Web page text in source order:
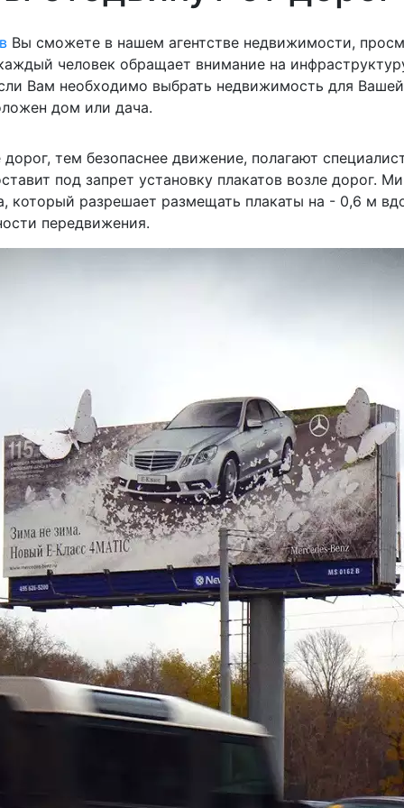
Вы сможете в нашем агентстве недвижимости,
человек обращает внимание на
Вам необходимо выбрать недвижимость для
дом или дача.
тем безопаснее движение, полагают
под запрет установку плакатов возле дорог.
который разрешает размещать плакаты на - 0,6 м
передвижения.